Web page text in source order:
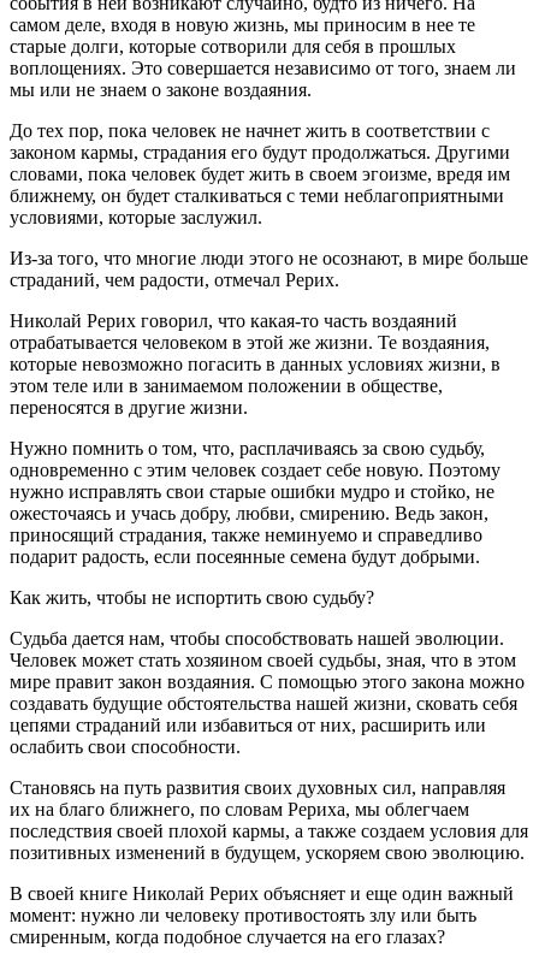
самом деле, входя в новую жизнь, мы приносим в нее те
старые долги, которые сотворили для себя в прошлых
воплощениях. Это совершается независимо от того, знаем ли
мы или не знаем о законе воздаяния.
До тех пор, пока человек не начнет жить в соответствии с
законом кармы, страдания его будут продолжаться. Другими
словами, пока человек будет жить в своем эгоизме, вредя им
ближнему, он будет сталкиваться с теми неблагоприятными
условиями, которые заслужил.
Из-за того, что многие люди этого не осознают, в мире больше
страданий, чем радости, отмечал Рерих.
Николай Рерих говорил, что какая-то часть воздаяний
отрабатывается человеком в этой же жизни. Те воздаяния,
которые невозможно погасить в данных условиях жизни, в
этом теле или в занимаемом положении в обществе,
переносятся в другие жизни.
Нужно помнить о том, что, расплачиваясь за свою судьбу,
одновременно с этим человек создает себе новую. Поэтому
нужно исправлять свои старые ошибки мудро и стойко, не
ожесточаясь и учась добру, любви, смирению. Ведь закон,
приносящий страдания, также неминуемо и справедливо
подарит радость, если посеянные семена будут добрыми.
Как жить, чтобы не испортить свою судьбу?
Судьба дается нам, чтобы способствовать нашей эволюции.
Человек может стать хозяином своей судьбы, зная, что в этом
мире правит закон воздаяния. С помощью этого закона можно
создавать будущие обстоятельства нашей жизни, сковать себя
цепями страданий или избавиться от них, расширить или
ослабить свои способности.
Становясь на путь развития своих духовных сил, направляя
их на благо ближнего, по словам Рериха, мы облегчаем
последствия своей плохой кармы, а также создаем условия для
позитивных изменений в будущем, ускоряем свою эволюцию.
В своей книге Николай Рерих объясняет и еще один важный
момент: нужно ли человеку противостоять злу или быть
смиренным, когда подобное случается на его глазах?